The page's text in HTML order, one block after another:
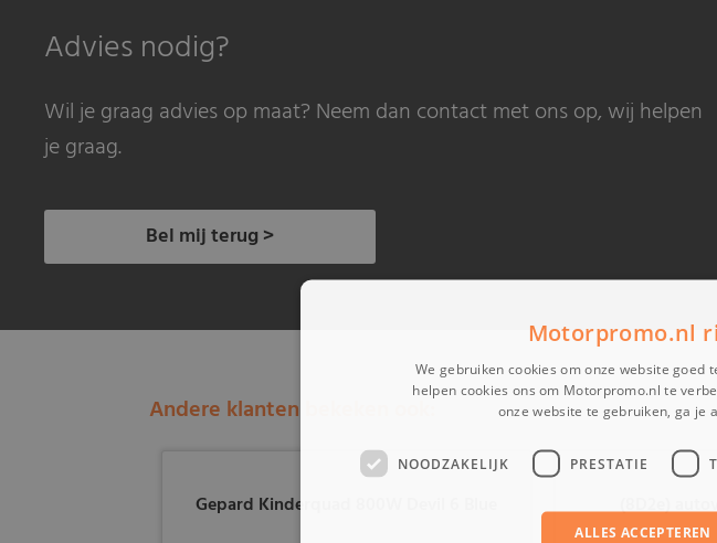
Advies nodig?
Wil je graag advies op maat? Neem dan contact met ons op, wij helpen
je graag.
Bel mij terug >
Andere klanten bekeken ook:
Gepard Kinderquad 800W Devil 6 Blue (8D2e)
Motorpromo.nl
We gebruiken cookies om onze website goed
helpen cookies ons om Motorpromo.nl te
onze website te gebruiken, ga je
NOODZAKELIJK PRESTATIE
ALLES ACCEPTEREN